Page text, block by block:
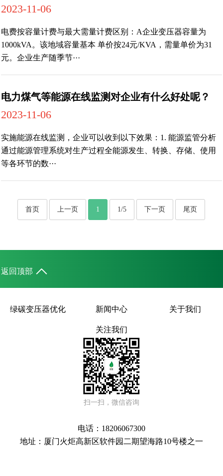
2023-11-06
电费按容量计费与最大需量计费区别：A企业变压器容量为
1000kVA。该地域容量基本 单价按24元/KVA，需量单价为31
元。企业生产随季节···
电力煤气等能源在线监测对企业有什么好处呢？
2023-11-06
实施能源在线监测，企业可以收到以下效果：1. 能源监管分析
通过能源管理系统对生产过程全能源发生、转换、存储、使用
等各环节的数···
首页 上一页 1 1/5 下一页 尾页
返回顶部
绿碳变压器优化 新闻中心 关于我们
关注我们
扫一扫，微信咨询
电话：18206067300
地址：厦门火炬高新区软件园二期望海路10号楼之一